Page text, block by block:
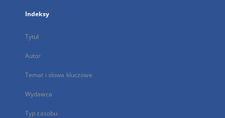
Indeksy
Tytuł
Autor
Temat i słowa kluczowe
Wydawca
Typ zasobu